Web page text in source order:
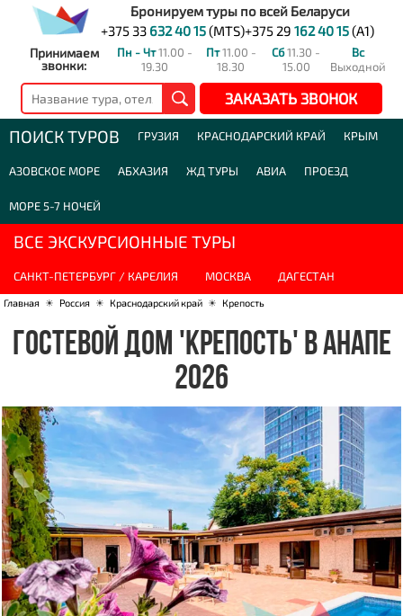
Бронируем туры по всей Беларуси
+375 33 632 40 15(MTS)+375 29 162 40 15(A1)
Принимаем
звонки:
Пн - Чт11.00 -
19.30
Пт11.00 -
18.30
Сб11.30 -
15.00
Вс
Выходной
ЗАКАЗАТЬ ЗВОНОК
ПОИСК ТУРОВ ГРУЗИЯ КРАСНОДАРСКИЙ КРАЙ КРЫМ
АЗОВСКОЕ МОРЕ АБХАЗИЯ ЖД ТУРЫ АВИА ПРОЕЗД
МОРЕ 5-7 НОЧЕЙ
ВСЕ ЭКСКУРСИОННЫЕ ТУРЫ
САНКТ-ПЕТЕРБУРГ / КАРЕЛИЯ МОСКВА ДАГЕСТАН
Главная ☀ Россия ☀ Краснодарский край ☀ Крепость
ГОСТЕВОЙ ДОМ 'КРЕПОСТЬ' В АНАПЕ
2026